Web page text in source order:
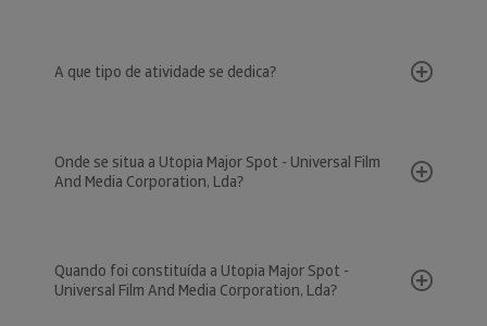
A que tipo de atividade se dedica?
Onde se situa a Utopia Major Spot - Universal Film
And Media Corporation, Lda?
Quando foi constituída a Utopia Major Spot -
Universal Film And Media Corporation, Lda?